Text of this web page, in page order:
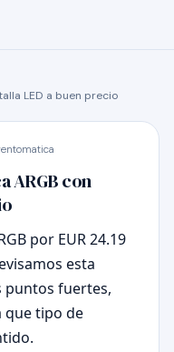
LED a buen precio
ARGB con
por EUR 24.19
esta
puntos fuertes,
que tipo de